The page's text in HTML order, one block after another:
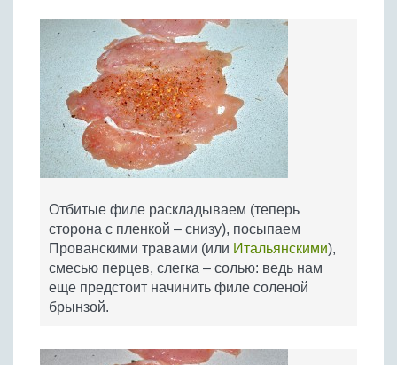
Отбитые филе раскладываем (теперь
сторона с пленкой – снизу), посыпаем
Прованскими травами (или Итальянскими),
смесью перцев, слегка – солью: ведь нам
еще предстоит начинить филе соленой
брынзой.